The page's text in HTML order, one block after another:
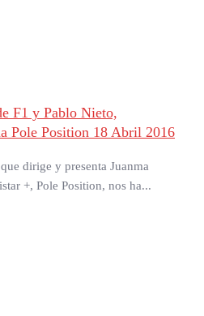
F1 y Pablo Nieto,
Pole Position 18 Abril 2016
dirige y presenta Juanma
+, Pole Position, nos ha...